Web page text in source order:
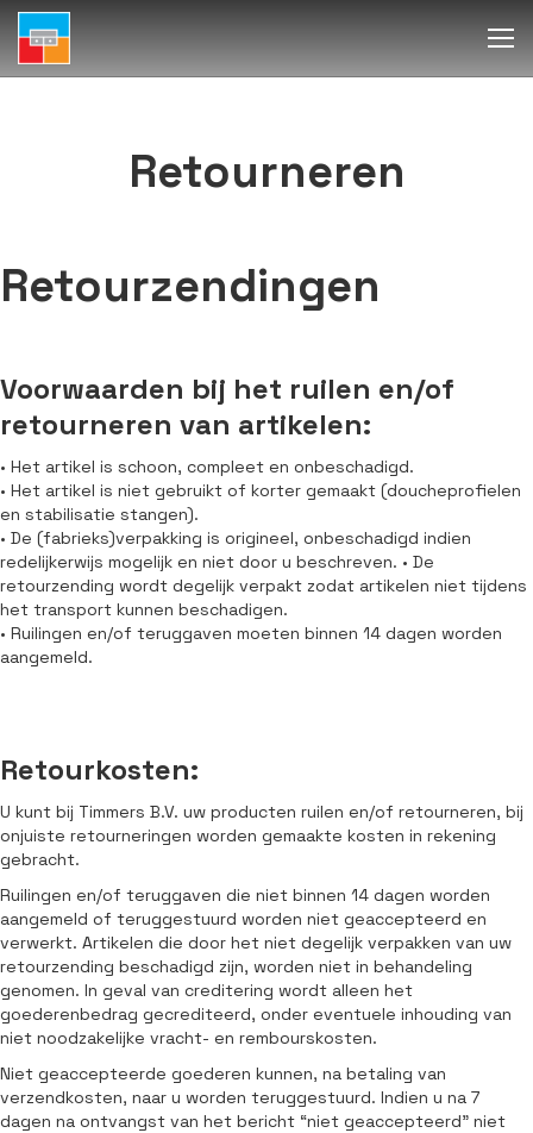
Retourneren
Retourzendingen
Voorwaarden bij het ruilen en/of
retourneren van artikelen:
• Het artikel is schoon, compleet en onbeschadigd.
• Het artikel is niet gebruikt of korter gemaakt (doucheprofielen
en stabilisatie stangen).
• De (fabrieks)verpakking is origineel, onbeschadigd indien
redelijkerwijs mogelijk en niet door u beschreven. • De
retourzending wordt degelijk verpakt zodat artikelen niet tijdens
het transport kunnen beschadigen.
• Ruilingen en/of teruggaven moeten binnen 14 dagen worden
aangemeld.
Retourkosten:
U kunt bij Timmers B.V. uw producten ruilen en/of retourneren, bij
onjuiste retourneringen worden gemaakte kosten in rekening
gebracht.
Ruilingen en/of teruggaven die niet binnen 14 dagen worden
aangemeld of teruggestuurd worden niet geaccepteerd en
verwerkt. Artikelen die door het niet degelijk verpakken van uw
retourzending beschadigd zijn, worden niet in behandeling
genomen. In geval van creditering wordt alleen het
goederenbedrag gecrediteerd, onder eventuele inhouding van
niet noodzakelijke vracht- en rembourskosten.
Niet geaccepteerde goederen kunnen, na betaling van
verzendkosten, naar u worden teruggestuurd. Indien u na 7
dagen na ontvangst van het bericht “niet geaccepteerd” niet